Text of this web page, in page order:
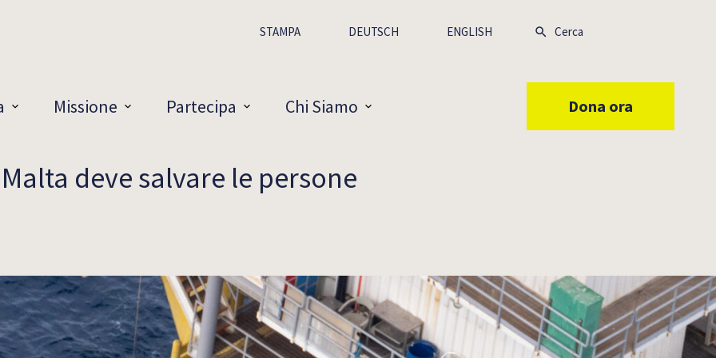
STAMPA DEUTSCH ENGLISH
Missione Partecipa Chi Siamo Dona ora
Malta deve salvare le persone